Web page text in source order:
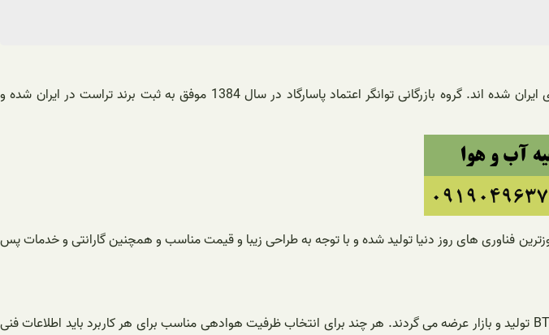
محصولات تهویه مطبوع شرکت تراست (TRUST) در کشور چین تولید می شوند و از سال 1384 وارد بازارهای ایران شده اند. گروه بازرگانی توانگر اعتماد پاسارگاد در سال 1384 موفق به ثبت برند تراست در ایران شده و
فناوری های روز دنیا تولید شده و با توجه به طراحی زیبا و قیمت مناسب و همچنین گارانتی و خدمات پس
کولرهای گازی شرکت تراست با تنوع فراوان در مدل های معمولی و اینورتر و با ظرفیت های 8000 تا 24000 BTU تولید و بازار عرضه می گردند. هر چند برای انتخاب ظرفیت هوادهی مناسب برای هر کاربرد باید اطلاعات فنی